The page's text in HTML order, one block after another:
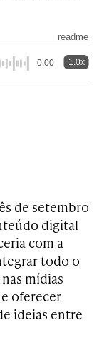
readme
0:00 1.0x
de setembro
digital
com a
todo o
mídias
oferecer
ideias entre